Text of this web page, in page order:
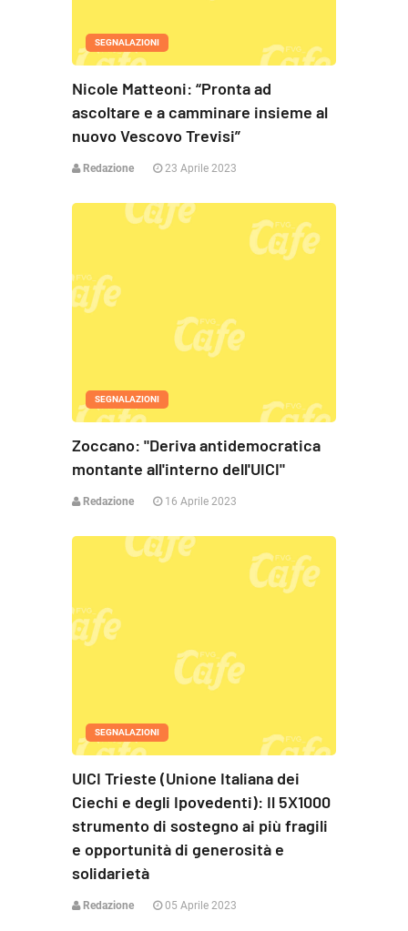
SEGNALAZIONI
Nicole Matteoni: “Pronta ad
ascoltare e a camminare insieme al
nuovo Vescovo Trevisi”
Redazione 23 Aprile 2023
SEGNALAZIONI
Zoccano: "Deriva antidemocratica
montante all'interno dell'UICI"
Redazione 16 Aprile 2023
SEGNALAZIONI
UICI Trieste (Unione Italiana dei
Ciechi e degli Ipovedenti): Il 5X1000
strumento di sostegno ai più fragili
e opportunità di generosità e
solidarietà
Redazione 05 Aprile 2023